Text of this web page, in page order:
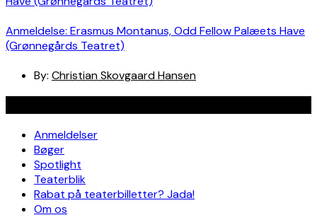
Anmeldelse: Erasmus Montanus, Odd Fellow Palæets Have
(Grønnegårds Teatret)
By: Christian Skovgaard Hansen
Anmeldelser
Bøger
Spotlight
Teaterblik
Rabat på teaterbilletter? Jada!
Om os